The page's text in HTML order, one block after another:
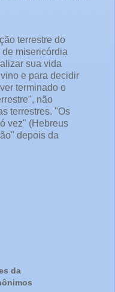
terrestre do
de misericórdia
sua vida
e para decidir
terminado o
não
terrestres. "Os
vez" (Hebreus
depois da
da